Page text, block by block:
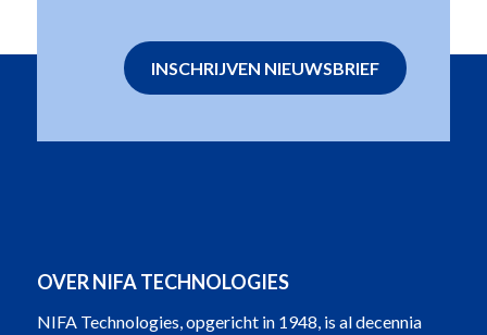
INSCHRIJVEN NIEUWSBRIEF
OVER NIFA TECHNOLOGIES
NIFA Technologies, opgericht in 1948, is al decennia